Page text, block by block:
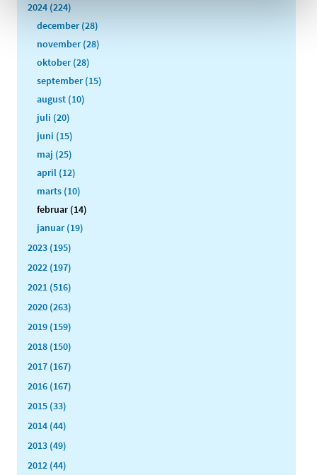
2024 (224)
december (28)
november (28)
oktober (28)
september (15)
august (10)
juli (20)
juni (15)
maj (25)
april (12)
marts (10)
februar (14)
januar (19)
2023 (195)
2022 (197)
2021 (516)
2020 (263)
2019 (159)
2018 (150)
2017 (167)
2016 (167)
2015 (33)
2014 (44)
2013 (49)
2012 (44)